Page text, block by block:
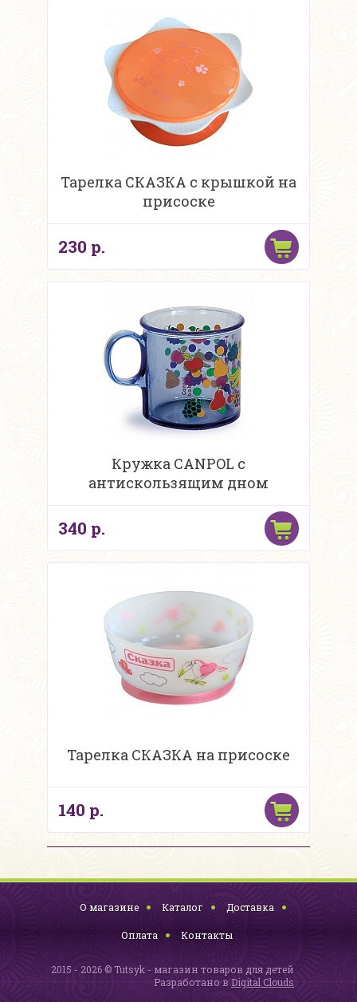
Тарелка СКАЗКА с крышкой на
присоске
230 р.
Кружка CANPOL с
антискользящим дном
340 р.
Тарелка СКАЗКА на присоске
140 р.
О магазине Каталог Доставка
Оплата Контакты
2015 - 2026 © Tutsyk - магазин товаров для детей
Разработано в Digital Clouds